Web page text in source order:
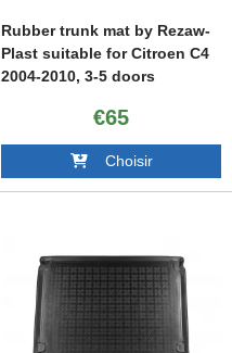
Rubber trunk mat by Rezaw-
Plast suitable for Citroen C4
2004-2010, 3-5 doors
€65
Choisir